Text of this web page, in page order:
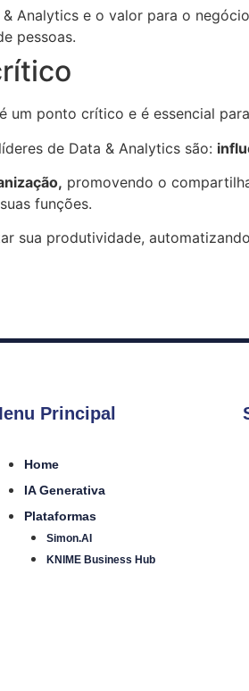
Analytics e o valor para o negócio
pessoas.
um ponto crítico e é essencial
de Data & Analytics são:
promovendo o
funções.
sua produtividade,
Principal
Home
IA Generativa
Plataformas
Simon.AI
KNIME Business Hub